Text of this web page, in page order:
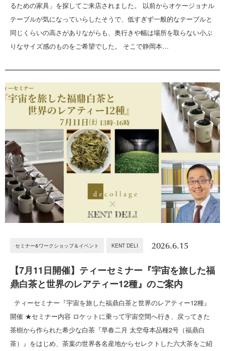
るための家具」を探してご来店されました。 以前からオケージョナル
テーブルが気になっていらしたそうで、低すぎず一般的なテーブルと
同じくらいの高さがありながらも、奥行きや幅は場所を取らない小ぶ
りなサイズ感のものをご希望でした。 そこで静岡本…
セミナー&ワークショップ＆イベント KENT DELI 2026.6.15
【7月11日開催】ティーセミナー『宇宙を旅した福
鼎白茶と世界のレアティー12種』のご案内
ティーセミナー『宇宙を旅した福鼎白茶と世界のレアティー12種』
開催 ★セミナー内容 ロケットに乗って宇宙空間へ行き、戻ってきた
茶樹から作られた希少な白茶『早春二月 太空母本品種2号（福鼎白
茶）』をはじめ、茶葉の世界各名産地からセレクトした六大茶をご紹